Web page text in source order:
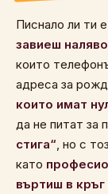
Писнало ли ти
завиеш
които
адреса за
които имат
да не питат за
стига“, но с
като
въртиш в